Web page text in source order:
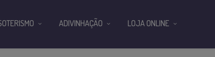
ADIVINHAÇÃO LOJA ONLINE